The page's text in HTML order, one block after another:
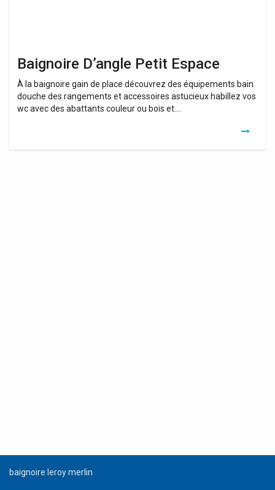
Baignoire D’angle Petit Espace
À la baignoire gain de place découvrez des équipements bain
douche des rangements et accessoires astucieux habillez vos
wc avec des abattants couleur ou bois et….
baignoire leroy merlin